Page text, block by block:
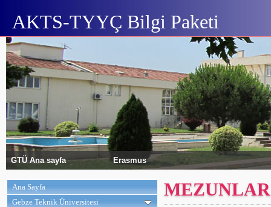
AKTS-TYYÇ Bilgi Paketi
GTÜ Ana sayfa Erasmus
Ana Sayfa
Gebze Teknik Üniversitesi